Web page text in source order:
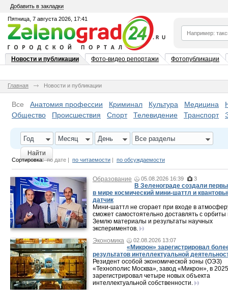
Добавить в закладки
Пятница, 7 августа 2026, 17:41
Новости и публикации Фото-видео репортажи Фотопубликации
Главная Новости и публикации
Все Анатомия профессии Криминал Культура Медицина
Общество
Происшествия Спорт Телевидение Транспорт
Год Месяц День Все разделы
Найти
Сортировка: по дате | по читаемости | по обсуждаемости
Образование 05.08.2026 16:39 3
В Зеленограде создали
в мире космический мини-шаттл и
датчик
Мини-шаттл не сгорает при входе в
сможет самостоятельно доставлять с орбиты
Землю материалы и результаты научных
экспериментов.
Экономика
02.08.2026 13:07
«Микрон» зарегистрировал
результатов интеллектуальной
Резидент особой экономической зоны (ОЭЗ)
«Технополис Москва», завод «Микрон», в
зарегистрировал четыре новых объекта
интеллектуальной собственности.